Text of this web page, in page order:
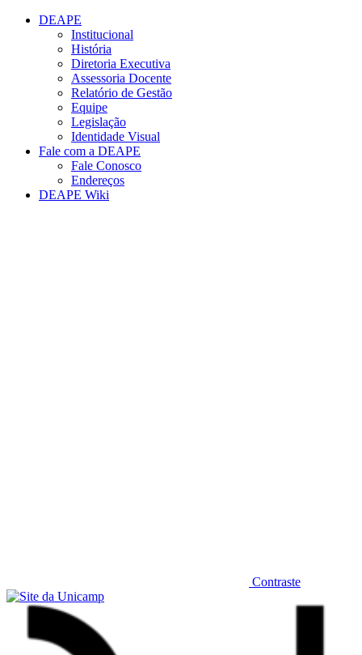
Conteúdo principal
DEAPE
Institucional
História
Diretoria Executiva
Assessoria Docente
Relatório de Gestão
Equipe
Legislação
Identidade Visual
Fale com a DEAPE
Fale Conosco
Endereços
DEAPE Wiki
Contraste